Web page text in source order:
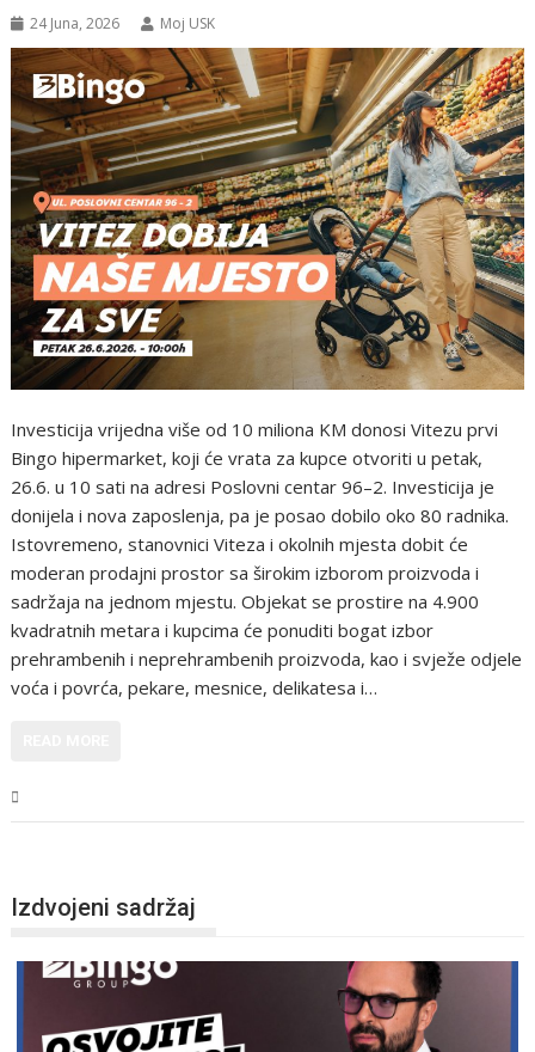
24 Juna, 2026 Moj USK
Investicija vrijedna više od 10 miliona KM donosi Vitezu prvi
Bingo hipermarket, koji će vrata za kupce otvoriti u petak,
26.6. u 10 sati na adresi Poslovni centar 96–2. Investicija je
donijela i nova zaposlenja, pa je posao dobilo oko 80 radnika.
Istovremeno, stanovnici Viteza i okolnih mjesta dobit će
moderan prodajni prostor sa širokim izborom proizvoda i
sadržaja na jednom mjestu. Objekat se prostire na 4.900
kvadratnih metara i kupcima će ponuditi bogat izbor
prehrambenih i neprehrambenih proizvoda, kao i svježe odjele
voća i povrća, pekare, mesnice, delikatesa i…
Izdvojeni sadržaj